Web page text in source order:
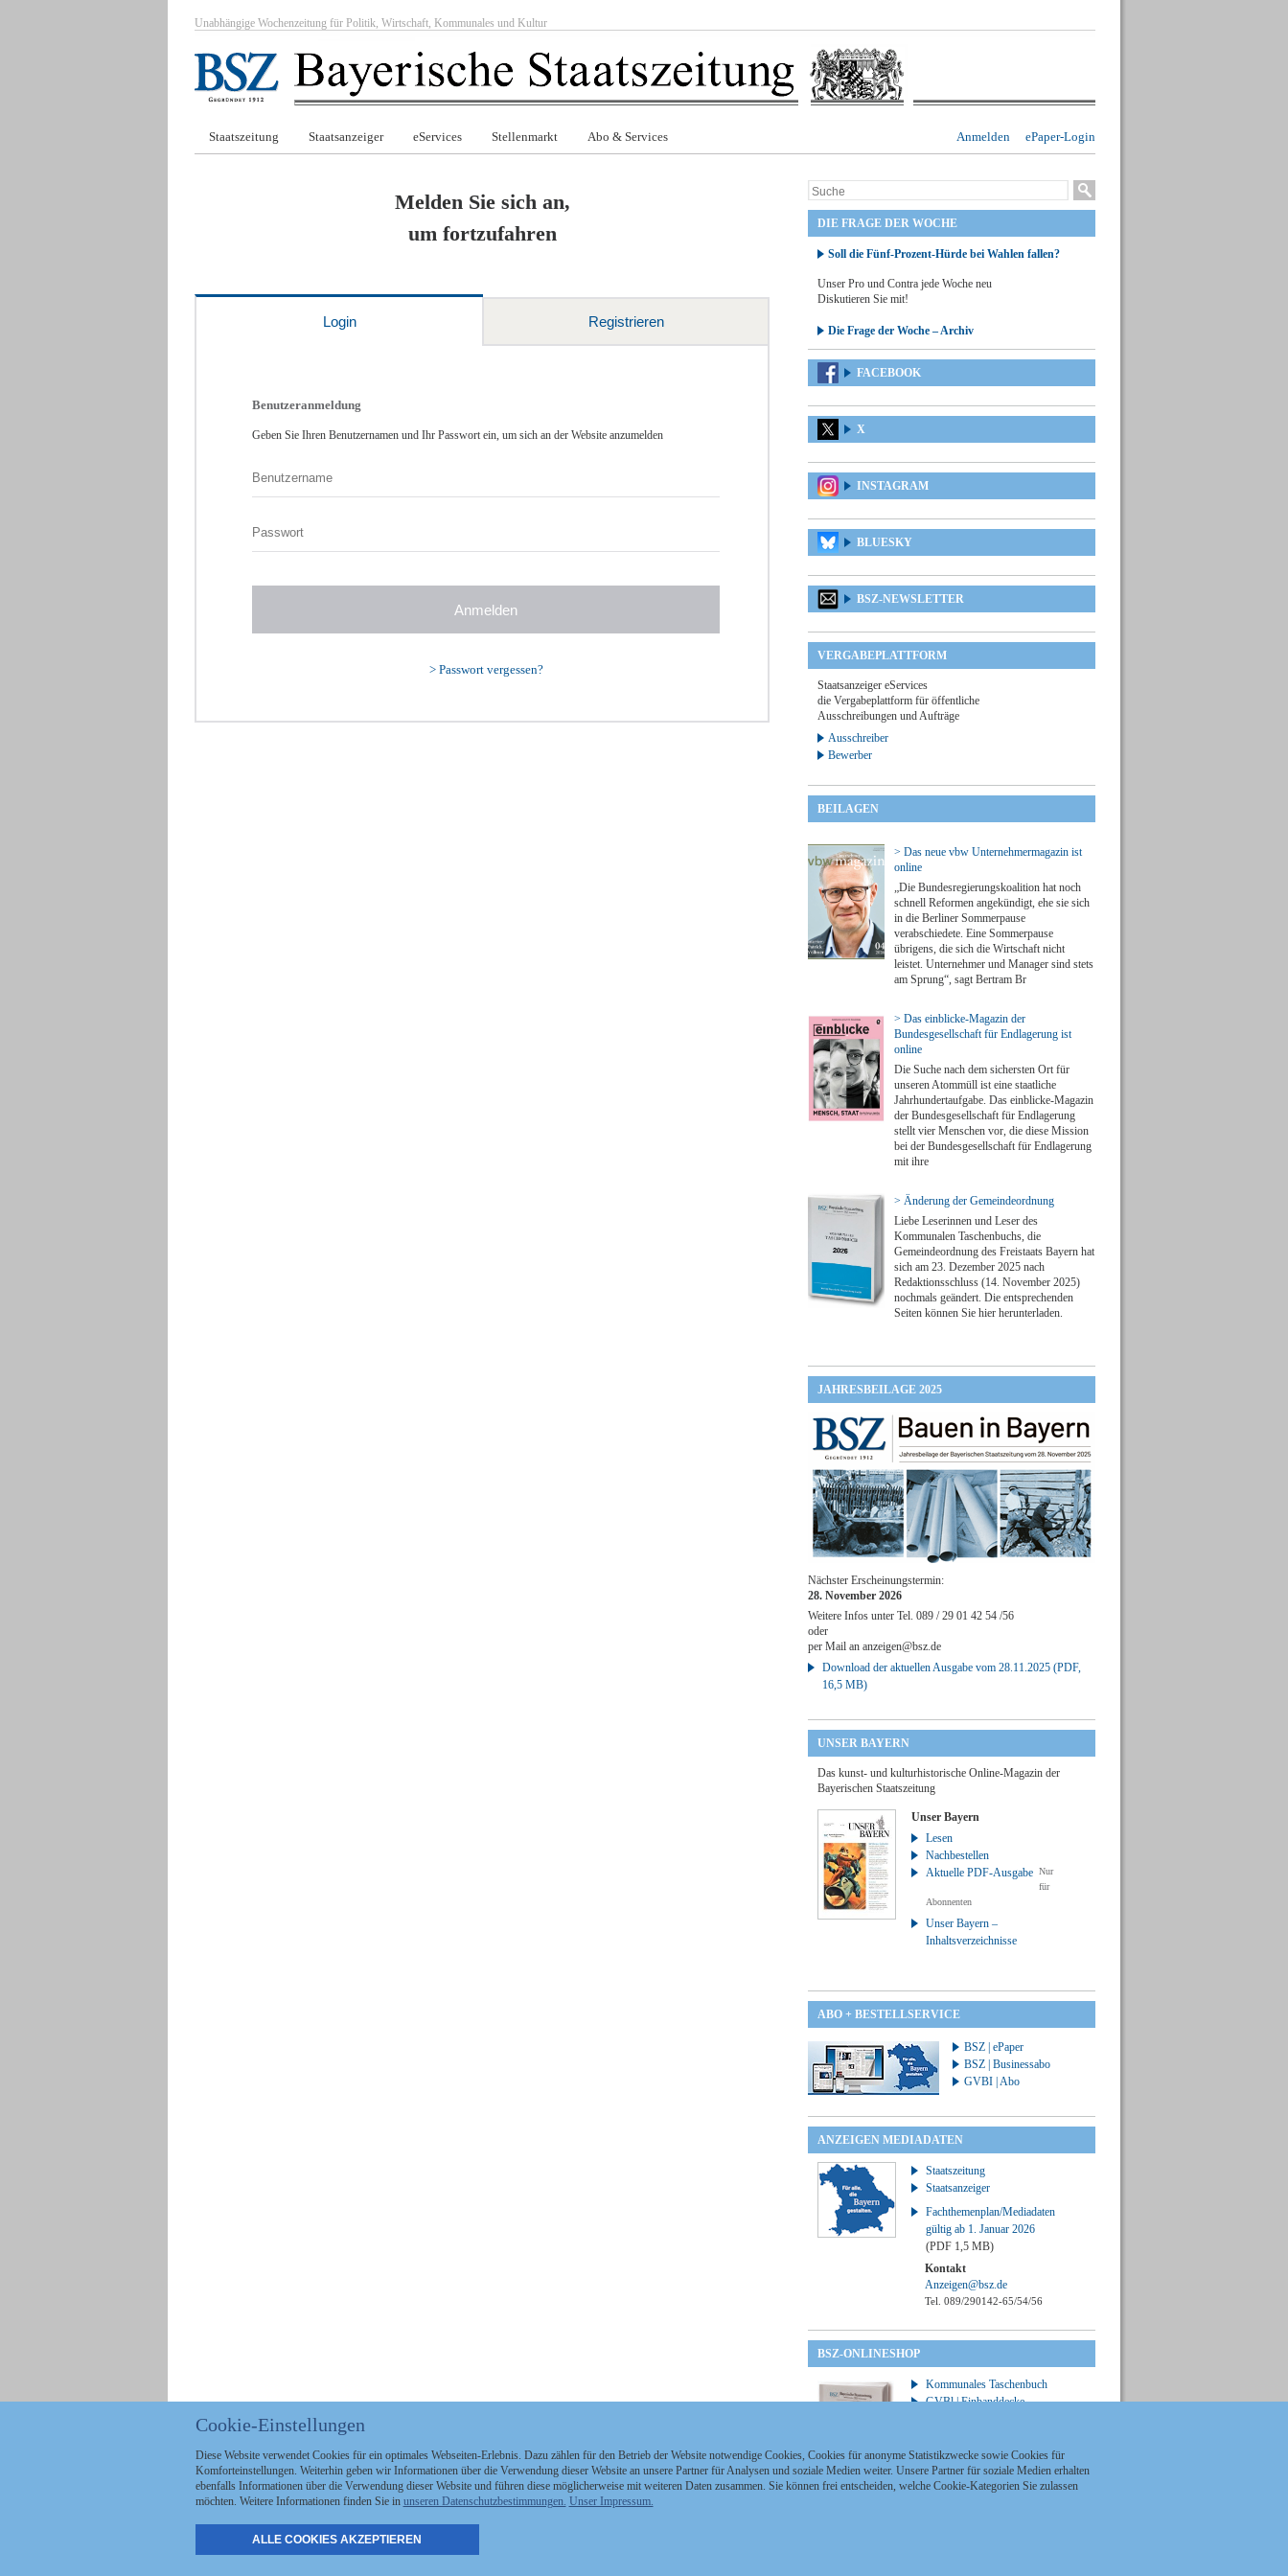
Unabhängige Wochenzeitung für Politik, Wirtschaft, Kommunales und Kultur
ePaper-Login
Anmelden
Staatszeitung Staatsanzeiger eServices Stellenmarkt Abo & Services
Melden Sie sich an,
um fortzufahren
Login Registrieren
Benutzeranmeldung
Geben Sie Ihren Benutzernamen und Ihr Passwort ein, um sich an der Website anzumelden
> Passwort vergessen?
DIE FRAGE DER WOCHE
Soll die Fünf-Prozent-Hürde bei Wahlen fallen?
Unser Pro und Contra jede Woche neu
Diskutieren Sie mit!
Die Frage der Woche – Archiv
FACEBOOK
X
INSTAGRAM
BLUESKY
BSZ-NEWSLETTER
VERGABEPLATTFORM
Staatsanzeiger eServices
die Vergabeplattform für öffentliche
Ausschreibungen und Aufträge
Ausschreiber
Bewerber
BEILAGEN
> Das neue vbw Unternehmermagazin ist
online
„Die Bundesregierungskoalition hat noch
schnell Reformen angekündigt, ehe sie sich
in die Berliner Sommerpause
verabschiedete. Eine Sommerpause
übrigens, die sich die Wirtschaft nicht
leistet. Unternehmer und Manager sind stets
am Sprung“, sagt Bertram Br
> Das einblicke-Magazin der
Bundesgesellschaft für Endlagerung ist
online
Die Suche nach dem sichersten Ort für
unseren Atommüll ist eine staatliche
Jahrhundertaufgabe. Das einblicke-Magazin
der Bundesgesellschaft für Endlagerung
stellt vier Menschen vor, die diese Mission
bei der Bundesgesellschaft für Endlagerung
mit ihre
> Änderung der Gemeindeordnung
Liebe Leserinnen und Leser des
Kommunalen Taschenbuchs, die
Gemeindeordnung des Freistaats Bayern hat
sich am 23. Dezember 2025 nach
Redaktionsschluss (14. November 2025)
nochmals geändert. Die entsprechenden
Seiten können Sie hier herunterladen.
JAHRESBEILAGE 2025
Nächster Erscheinungstermin:
28. November 2026
Weitere Infos unter Tel. 089 / 29 01 42 54 /56
oder
per Mail an anzeigen@bsz.de
Download der aktuellen Ausgabe vom 28.11.2025 (PDF,
16,5 MB)
UNSER BAYERN
Das kunst- und kulturhistorische Online-Magazin der
Bayerischen Staatszeitung
Unser Bayern
Lesen
Nachbestellen
Aktuelle PDF-Ausgabe Nur
für
Abonnenten
Unser Bayern –
Inhaltsverzeichnisse
ABO + BESTELLSERVICE
BSZ | ePaper
BSZ | Businessabo
GVBI | Abo
ANZEIGEN MEDIADATEN
Staatszeitung
Staatsanzeiger
Fachthemenplan/Mediadaten
gültig ab 1. Januar 2026
(PDF 1,5 MB)
Kontakt
Anzeigen@bsz.de
Tel. 089/290142-65/54/56
BSZ-ONLINESHOP
Kommunales Taschenbuch
GVBl | Einbanddecke
Politik
Stellenmarkt
Anzeigen Staatszeitung
Cookie-Einstellungen
Diese Website verwendet Cookies für ein optimales Webseiten-Erlebnis. Dazu zählen für den Betrieb der Website notwendige Cookies, Cookies für anonyme Statistikzwecke sowie Cookies für
Komforteinstellungen. Weiterhin geben wir Informationen über die Verwendung dieser Website an unsere Partner für Analysen und soziale Medien weiter. Unsere Partner für soziale Medien erhalten
ebenfalls Informationen über die Verwendung dieser Website und führen diese möglicherweise mit weiteren Daten zusammen. Sie können frei entscheiden, welche Cookie-Kategorien Sie zulassen
möchten. Weitere Informationen finden Sie in unseren Datenschutzbestimmungen. Unser Impressum.
ALLE COOKIES AKZEPTIEREN